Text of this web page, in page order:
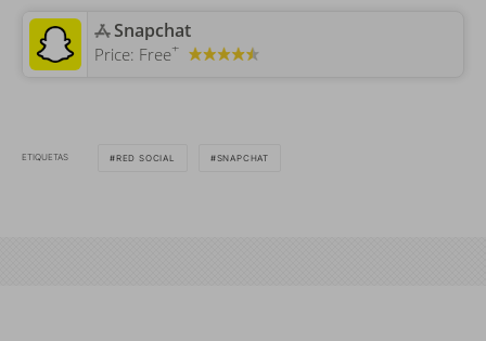
‎Snapchat
Price: Free+
ETIQUETAS RED SOCIAL SNAPCHAT